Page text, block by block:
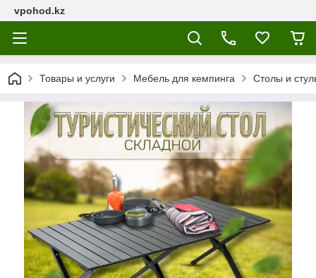
vpohod.kz
Товары и услуги Мебель для кемпинга Столы и